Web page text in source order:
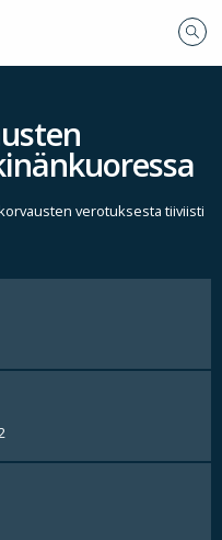
verotuksesta tiiviisti